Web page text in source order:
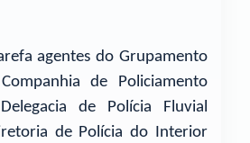
agentes do Grupamento
de Policiamento
de Polícia Fluvial
de Polícia do Interior